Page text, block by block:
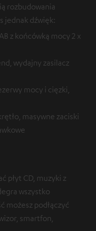
rozbudowania
jednak dźwięk:
z końcówką mocy 2 x
wydajny zasilacz
mocy i cięzki,
masywne zaciski
płyt CD, muzyki z
wszystko
możesz podłączyć
smartfon,